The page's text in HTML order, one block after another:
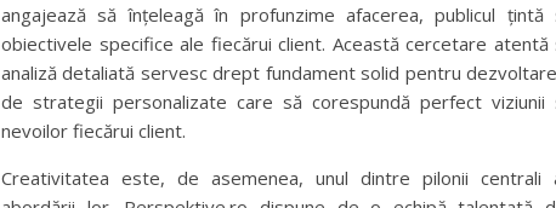
angajează să înțeleagă în profunzime afacerea, publicul țintă
obiectivele specifice ale fiecărui client. Această cercetare atentă
analiză detaliată servesc drept fundament solid pentru
de strategii personalizate care să corespundă perfect viziunii
nevoilor fiecărui client.
Creativitatea este, de asemenea, unul dintre pilonii centrali